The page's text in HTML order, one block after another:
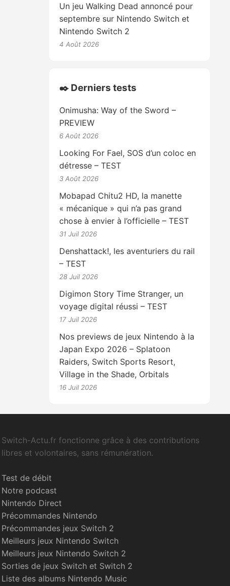
Un jeu Walking Dead annoncé pour
septembre sur Nintendo Switch et
Nintendo Switch 2
4 Août 2026
✒️ Derniers tests
Onimusha: Way of the Sword –
PREVIEW
6 Août 2026
Looking For Fael, SOS d’un coloc en
détresse – TEST
3 Août 2026
Mobapad Chitu2 HD, la manette
« mécanique » qui n’a pas grand
chose à envier à l’officielle – TEST
31 Juil 2026
Denshattack!, les aventuriers du rail
– TEST
28 Juil 2026
Digimon Story Time Stranger, un
voyage digital réussi – TEST
17 Juil 2026
Nos previews de jeux Nintendo à la
Japan Expo 2026 – Splatoon
Raiders, Switch Sports Resort,
Village in the Shade, Orbitals
16 Juil 2026
Switch-Actu.fr fonctionne grâce à des contributions
libres et volontaires, sans rémunération.
Test de débit
Notre podcast
Nintendo Direct
Précommandes Nintendo
Précommandes jeux Switch 2
Meilleurs jeux Nintendo Switch
Meilleurs jeux Nintendo Switch 2
Sorties de jeux Switch et Switch 2
Liste des albums Nintendo Music